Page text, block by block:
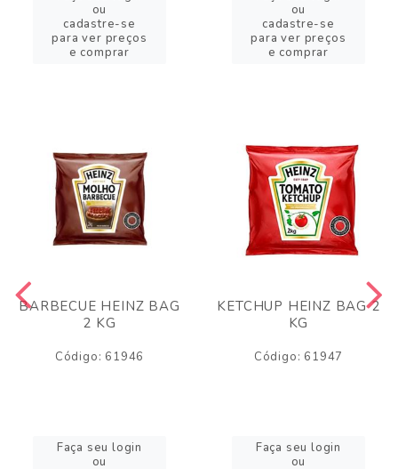
ou
cadastre-se
para ver preços
e comprar
ou
cadastre-se
para ver preços
e comprar
BARBECUE HEINZ BAG
2 KG
Código: 61946
Faça seu login
ou
KETCHUP HEINZ BAG 2
KG
Código: 61947
Faça seu login
ou